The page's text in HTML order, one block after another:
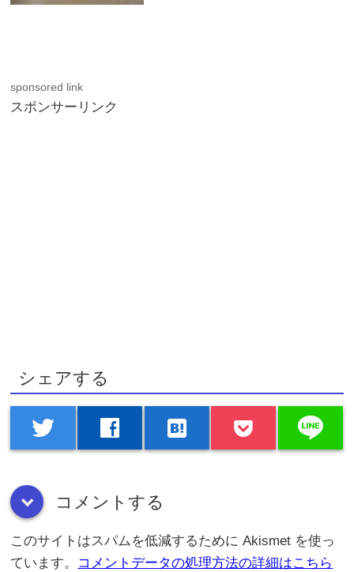
sponsored link
スポンサーリンク
シェアする
twitter facebook hatenabookmark line
down コメントする
このサイトはスパムを低減するために Akismet を使っ
ています。 コメントデータの処理方法の詳細はこちら